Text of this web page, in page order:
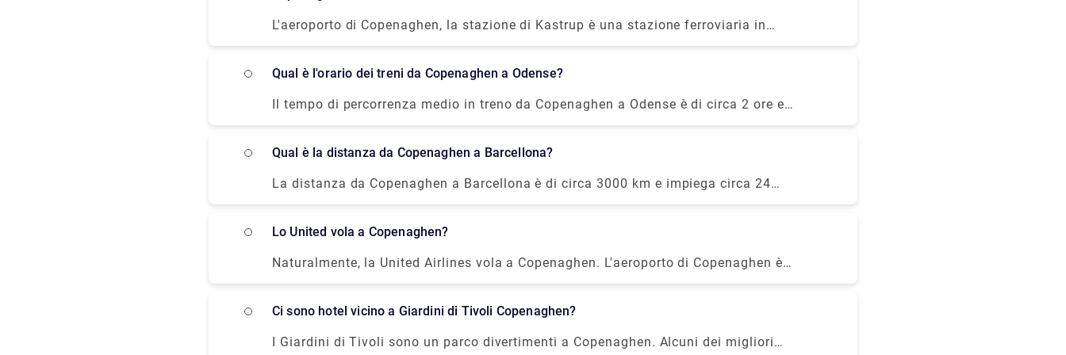
elencate le diverse tipologie di camera con i relativi prezzi: 1. Camera Economy
(con cancellazione gratuita): € 70 circa 2. Camera Standard: (con cancellazione
gratuita): € 85 circa 3. Commodoro: circa € 95 4. Camera Queen Standard: (con
Familiare: Circa € 115
L'aeroporto di Copenaghen, la stazione di Kastrup è una stazione ferroviaria in
Danimarca servita dai treni regionali di DSB, inclusa la rete ferroviaria di Oresund.
Puoi facilmente ottenere un trasferimento privato alla stazione ferroviaria
semplicemente prenotando un trasferimento personalizzato su rydeu.com e
approfittare delle migliori offerte fornite da Rydeu. Per avere maggiori dettagli su
Copenaghen e sul processo di prenotazione online puoi anche visitare il link
fornito qui https://www.rydeu.com/copenhagen/airport-transfers
Qual è l'orario dei treni da Copenaghen a Odense?
Il tempo di percorrenza medio in treno da Copenaghen a Odense è di circa 2 ore e
normalmente 62 treni al giorno viaggiano da Copenaghen a Odense. Il tempo di
percorrenza potrebbe essere più lungo nei fine settimana e nei giorni festivi.
Qual è la distanza da Copenaghen a Barcellona?
La distanza da Copenaghen a Barcellona è di circa 3000 km e impiega circa 24
ore per andare da Copenaghen a Barcellona.
Lo United vola a Copenaghen?
Naturalmente, la United Airlines vola a Copenaghen. L'aeroporto di Copenaghen è
una delle principali destinazioni della United Airlines.
Ci sono hotel vicino a Giardini di Tivoli Copenaghen?
I Giardini di Tivoli sono un parco divertimenti a Copenaghen. Alcuni dei migliori